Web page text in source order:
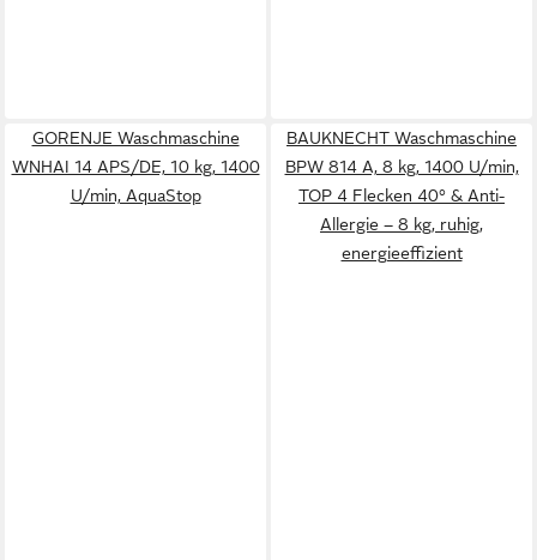
GORENJE Waschmaschine
WNHAI 14 APS/DE, 10 kg, 1400
U/min, AquaStop
BAUKNECHT Waschmaschine
BPW 814 A, 8 kg, 1400 U/min,
TOP 4 Flecken 40° & Anti-
Allergie – 8 kg, ruhig,
energieeffizient